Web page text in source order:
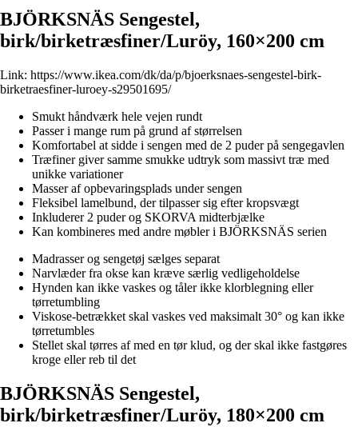
BJÖRKSNÄS Sengestel,
birk/birketræsfiner/Luröy, 160×200 cm
Link: https://www.ikea.com/dk/da/p/bjoerksnaes-sengestel-birk-
birketraesfiner-luroey-s29501695/
Smukt håndværk hele vejen rundt
Passer i mange rum på grund af størrelsen
Komfortabel at sidde i sengen med de 2 puder på sengegavlen
Træfiner giver samme smukke udtryk som massivt træ med
unikke variationer
Masser af opbevaringsplads under sengen
Fleksibel lamelbund, der tilpasser sig efter kropsvægt
Inkluderer 2 puder og SKORVA midterbjælke
Kan kombineres med andre møbler i BJÖRKSNÄS serien
Madrasser og sengetøj sælges separat
Narvlæder fra okse kan kræve særlig vedligeholdelse
Hynden kan ikke vaskes og tåler ikke klorblegning eller
tørretumbling
Viskose-betrækket skal vaskes ved maksimalt 30° og kan ikke
tørretumbles
Stellet skal tørres af med en tør klud, og der skal ikke fastgøres
kroge eller reb til det
BJÖRKSNÄS Sengestel,
birk/birketræsfiner/Luröy, 180×200 cm